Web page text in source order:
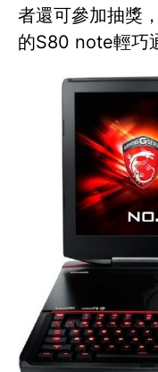
者還可參加抽獎
的S80 note輕巧